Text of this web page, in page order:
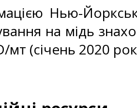
Нью-
на мідь
мт (січень 2020